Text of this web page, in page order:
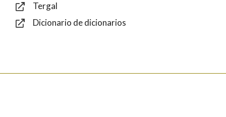
Tergal
Dicionario de dicionarios